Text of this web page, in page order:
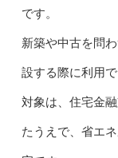
です。
新築や中古を問
設する際に利用で
対象は、住宅金
たうえで、省エ